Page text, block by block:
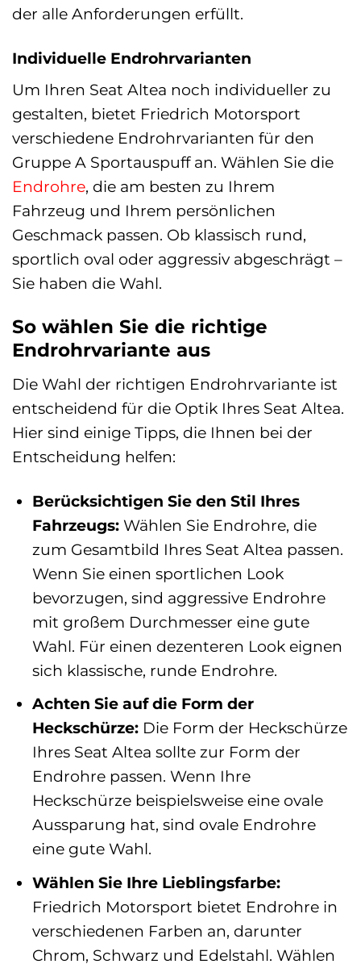
der alle Anforderungen erfüllt.
Individuelle Endrohrvarianten
Um Ihren Seat Altea noch individueller zu
gestalten, bietet Friedrich Motorsport
verschiedene Endrohrvarianten für den
Gruppe A Sportauspuff an. Wählen Sie die
Endrohre, die am besten zu Ihrem
Fahrzeug und Ihrem persönlichen
Geschmack passen. Ob klassisch rund,
sportlich oval oder aggressiv abgeschrägt –
Sie haben die Wahl.
So wählen Sie die richtige
Endrohrvariante aus
Die Wahl der richtigen Endrohrvariante ist
entscheidend für die Optik Ihres Seat Altea.
Hier sind einige Tipps, die Ihnen bei der
Entscheidung helfen:
Berücksichtigen Sie den Stil Ihres
Fahrzeugs:Wählen Sie Endrohre, die
zum Gesamtbild Ihres Seat Altea passen.
Wenn Sie einen sportlichen Look
bevorzugen, sind aggressive Endrohre
mit großem Durchmesser eine gute
Wahl. Für einen dezenteren Look eignen
sich klassische, runde Endrohre.
Achten Sie auf die Form der
Heckschürze:Die Form der Heckschürze
Ihres Seat Altea sollte zur Form der
Endrohre passen. Wenn Ihre
Heckschürze beispielsweise eine ovale
Aussparung hat, sind ovale Endrohre
eine gute Wahl.
Wählen Sie Ihre Lieblingsfarbe:
Friedrich Motorsport bietet Endrohre in
verschiedenen Farben an, darunter
Chrom, Schwarz und Edelstahl. Wählen